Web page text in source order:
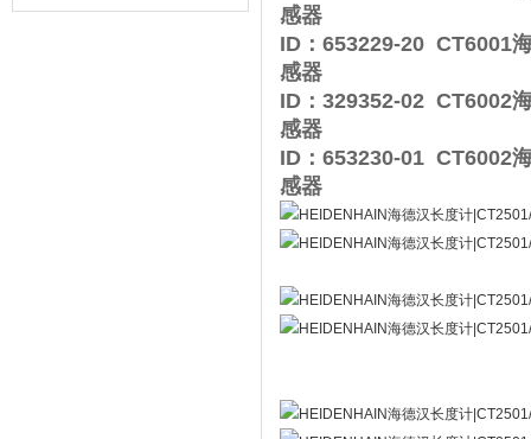
感器
ID：653229-20 CT6001
感器
ID：329352-02 CT6002
感器
ID：653230-01 CT6002
感器